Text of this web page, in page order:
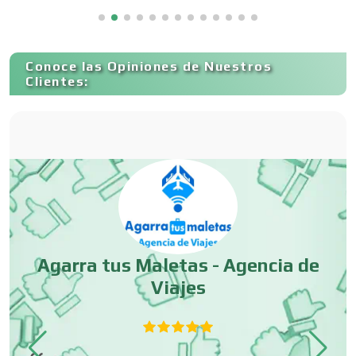
Capacitación
Carnicerías
Centros Comerciales
Centros de Espectáculos
Centros de Nutrición
Conoce las Opiniones de Nuestros
Clientes:
Agarra tus Maletas - Agencia de
Viajes